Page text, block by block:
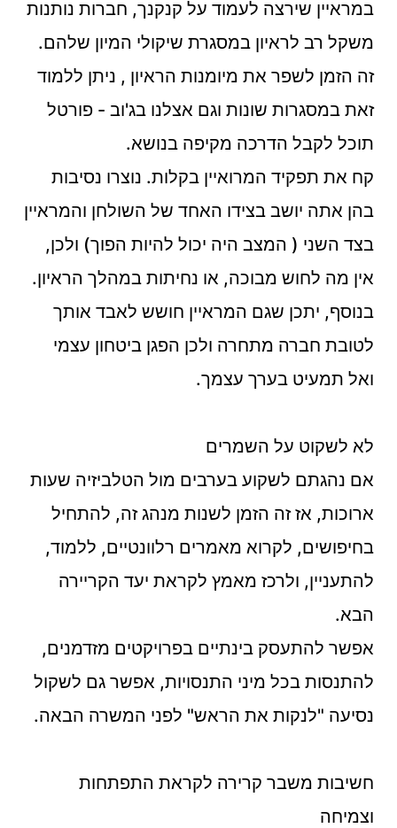
במראיין שירצה לעמוד על קנקנך, חברות נותנות
משקל רב לראיון במסגרת שיקולי המיון שלהם.
זה הזמן לשפר את מיומנות הראיון , ניתן ללמוד
זאת במסגרות שונות וגם אצלנו בג'וב - פורטל
תוכל לקבל הדרכה מקיפה בנושא.
קח את תפקיד המרואיין בקלות. נוצרו נסיבות
בהן אתה יושב בצידו האחד של השולחן והמראיין
בצד השני ( המצב היה יכול להיות הפוך) ולכן,
אין מה לחוש מבוכה, או נחיתות במהלך הראיון.
בנוסף, יתכן שגם המראיין חושש לאבד אותך
לטובת חברה מתחרה ולכן הפגן ביטחון עצמי
ואל תמעיט בערך עצמך.
לא לשקוט על השמרים
אם נהגתם לשקוע בערבים מול הטלביזיה שעות
ארוכות, אז זה הזמן לשנות מנהג זה, להתחיל
בחיפושים, לקרוא מאמרים רלוונטיים, ללמוד,
להתעניין, ולרכז מאמץ לקראת יעד הקריירה
הבא.
אפשר להתעסק בינתיים בפרויקטים מזדמנים,
להתנסות בכל מיני התנסויות, אפשר גם לשקול
נסיעה "לנקות את הראש" לפני המשרה הבאה.
חשיבות משבר קרירה לקראת התפתחות
וצמיחה